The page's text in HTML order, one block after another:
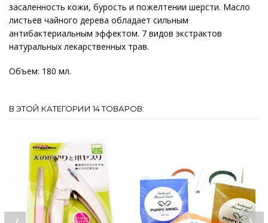
засаленность кожи, бурость и пожелтении шерсти. Масло
листьев чайного дерева обладает сильным
антибактериальным эффектом. 7 видов экстрактов
натуральных лекарственных трав.
Объем: 180 мл.
В ЭТОЙ КАТЕГОРИИ 14 ТОВАРОВ: